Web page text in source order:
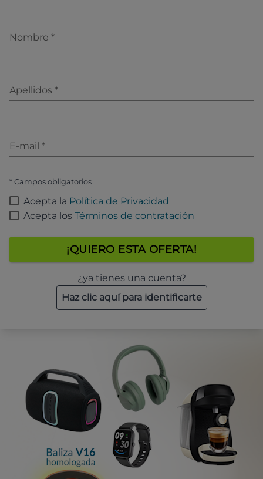
Nombre *
Apellidos *
E-mail *
* Campos obligatorios
Acepta la Política de Privacidad
Acepta los Términos de contratación
¡QUIERO ESTA OFERTA!
¿ya tienes una cuenta?
Haz clic aquí para identificarte